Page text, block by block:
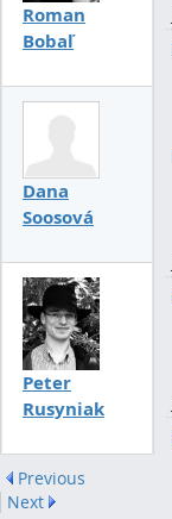
Roman
Bobaľ
Dana
Soosová
Peter
Rusyniak
Previous
Next